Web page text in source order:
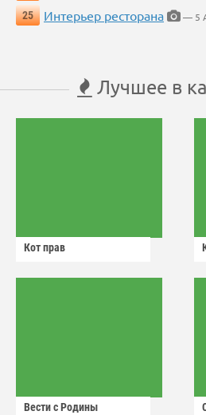
25
Интерьер ресторана — 5
Лучшее в
Кот прав
Вести с Родины